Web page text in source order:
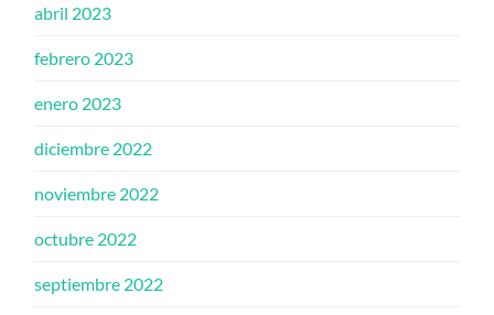
abril 2023
febrero 2023
enero 2023
diciembre 2022
noviembre 2022
octubre 2022
septiembre 2022